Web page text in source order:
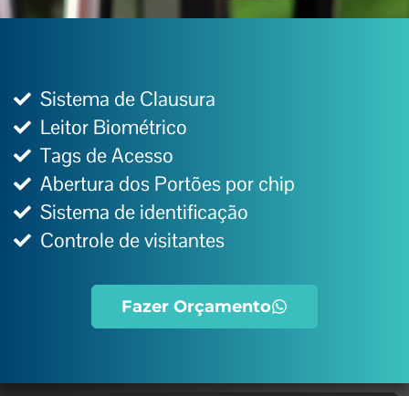
Sistema de Clausura
Leitor Biométrico
Tags de Acesso
Abertura dos Portões por chip
Sistema de identificação
Controle de visitantes
Fazer Orçamento